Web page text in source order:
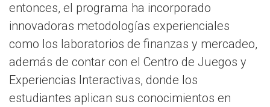
entonces, el programa ha incorporado
innovadoras metodologías experienciales
como los laboratorios de finanzas y mercadeo,
además de contar con el Centro de Juegos y
Experiencias Interactivas, donde los
estudiantes aplican sus conocimientos en